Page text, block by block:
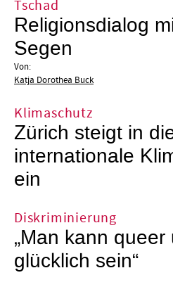
Tschad
Religionsdialog
Segen
Von:
Katja Dorothea Buck
Klimaschutz
Zürich steigt in
internationale
ein
Diskriminierung
„Man kann
glücklich sein“